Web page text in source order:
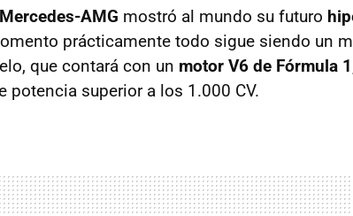
Mercedes-AMG mostró al mundo su futuro
prácticamente todo sigue siendo un
que contará con un motor V6 de Fórmula 1
potencia superior a los 1.000 CV.